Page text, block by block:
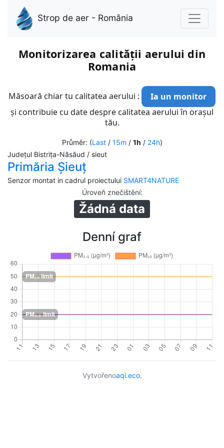
Strop de aer - România
Monitorizarea calității aerului din
Romania
Măsoară chiar tu calitatea aerului :
Ia un monitor
și contribuie cu date despre calitatea aerului în orașul
tău.
Průměr: (Last/ 15m / 1h / 24h)
Județul Bistrița-Năsăud / sieut
Primăria Șieuț
Senzor montat in cadrul proiectului SMART4NATURE
Úroveň znečištění:
Žádná data
Denní graf
Vytvořenoaqi.eco.